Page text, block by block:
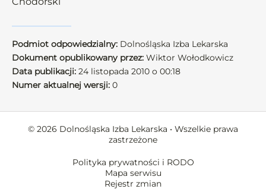
Podmiot odpowiedzialny: Dolnośląska Izba Lekarska
Dokument opublikowany przez: Wiktor Wołodkowicz
Data publikacji: 24 listopada 2010 o 00:18
Numer aktualnej wersji: 0
© 2026 Dolnośląska Izba Lekarska • Wszelkie prawa
zastrzeżone
Polityka prywatności i RODO
Mapa serwisu
Rejestr zmian